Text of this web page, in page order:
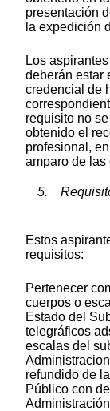
presentación
la expedición
Los
deberán estar
credencial de
requisito no
obtenido el
profesional,
amparo de
5.
Estos
requisitos:
Pertenecer
cuerpos o
Estado del
telegráficos
escalas del
refundido de
Público con